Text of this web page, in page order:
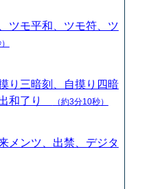
ツモ平和、ツモ符、ツ
り三暗刻、自摸り四暗
和了り
（約3分10秒）
メンツ、出禁、デジタ